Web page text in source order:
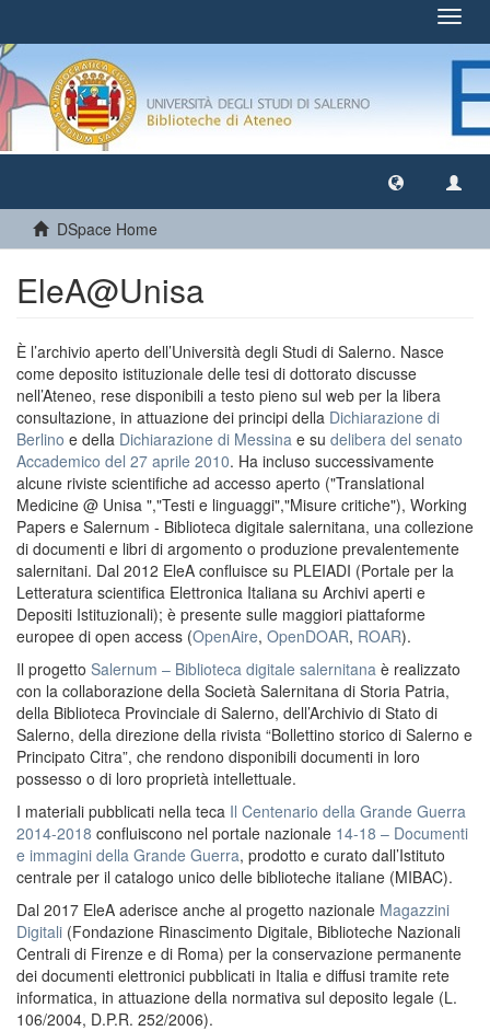
DSpace Home
EleA@Unisa
È l’archivio aperto dell’Università degli Studi di Salerno. Nasce
come deposito istituzionale delle tesi di dottorato discusse
nell’Ateneo, rese disponibili a testo pieno sul web per la libera
consultazione, in attuazione dei principi della Dichiarazione di
Berlino e della Dichiarazione di Messina e su delibera del senato
Accademico del 27 aprile 2010. Ha incluso successivamente
alcune riviste scientifiche ad accesso aperto ("Translational
Medicine @ Unisa ","Testi e linguaggi","Misure critiche"), Working
Papers e Salernum - Biblioteca digitale salernitana, una collezione
di documenti e libri di argomento o produzione prevalentemente
salernitani. Dal 2012 EleA confluisce su PLEIADI (Portale per la
Letteratura scientifica Elettronica Italiana su Archivi aperti e
Depositi Istituzionali); è presente sulle maggiori piattaforme
europee di open access (OpenAire, OpenDOAR, ROAR).
Il progetto Salernum – Biblioteca digitale salernitana è realizzato
con la collaborazione della Società Salernitana di Storia Patria,
della Biblioteca Provinciale di Salerno, dell’Archivio di Stato di
Salerno, della direzione della rivista “Bollettino storico di Salerno e
Principato Citra”, che rendono disponibili documenti in loro
possesso o di loro proprietà intellettuale.
I materiali pubblicati nella teca Il Centenario della Grande Guerra
2014-2018 confluiscono nel portale nazionale 14-18 – Documenti
e immagini della Grande Guerra, prodotto e curato dall’Istituto
centrale per il catalogo unico delle biblioteche italiane (MIBAC).
Dal 2017 EleA aderisce anche al progetto nazionale Magazzini
Digitali (Fondazione Rinascimento Digitale, Biblioteche Nazionali
Centrali di Firenze e di Roma) per la conservazione permanente
dei documenti elettronici pubblicati in Italia e diffusi tramite rete
informatica, in attuazione della normativa sul deposito legale (L.
106/2004, D.P.R. 252/2006).